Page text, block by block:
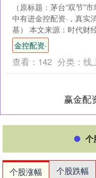
（原标题：茅台“双节”
中有进金控配资·，真实
基） 本文来源：时代财
秋国庆“双节”叠加，白酒
重要的消....
金控配资·
查看： 142 分类： 线
赢金配
个
个股涨幅 个股跌幅